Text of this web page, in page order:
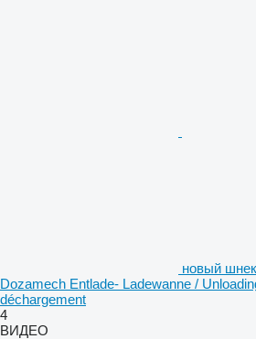
новый
Dozamech Entlade- Ladewanne /
déchargement
4
ВИДЕО